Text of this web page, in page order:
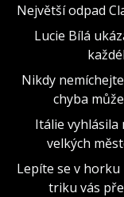
Největší odpad
Lucie Bílá
Nikdy
chyba
Itálie vyhlásila
velkých
Lepíte se v horku
triku vás